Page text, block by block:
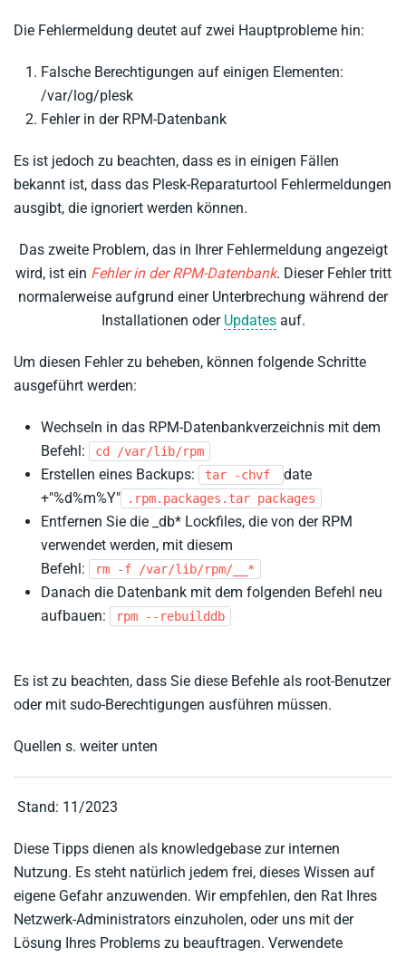
Die Fehlermeldung deutet auf zwei Hauptprobleme hin:
Falsche Berechtigungen auf einigen Elementen:
/var/log/plesk
Fehler in der RPM-Datenbank
Es ist jedoch zu beachten, dass es in einigen Fällen
bekannt ist, dass das Plesk-Reparaturtool Fehlermeldungen
ausgibt, die ignoriert werden können.
Das zweite Problem, das in Ihrer Fehlermeldung angezeigt
wird, ist ein Fehler in der RPM-Datenbank. Dieser Fehler tritt
normalerweise aufgrund einer Unterbrechung während der
Installationen oder Updatesauf.
Um diesen Fehler zu beheben, können folgende Schritte
ausgeführt werden:
Wechseln in das RPM-Datenbankverzeichnis mit dem
Befehl:
cd /var/lib/rpm
Erstellen eines Backups: tar -chvf
date
+"%d%m%Y"
.rpm.packages.tar packages
Entfernen Sie die _db* Lockfiles, die von der RPM
verwendet werden, mit diesem
Befehl:
rm -f /var/lib/rpm/__*
Danach die Datenbank mit dem folgenden Befehl neu
aufbauen:
rpm --rebuilddb
Es ist zu beachten, dass Sie diese Befehle als root-Benutzer
oder mit sudo-Berechtigungen ausführen müssen.
Quellen s. weiter unten
Stand: 11/2023
Diese Tipps dienen als knowledgebase zur internen
Nutzung. Es steht natürlich jedem frei, dieses Wissen auf
eigene Gefahr anzuwenden. Wir empfehlen, den Rat Ihres
Netzwerk-Administrators einzuholen, oder uns mit der
Lösung Ihres Problems zu beauftragen. Verwendete